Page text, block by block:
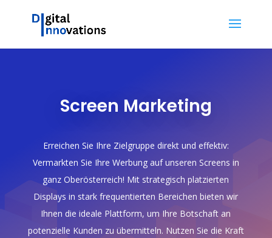
Screen Marketing
Erreichen Sie Ihre Zielgruppe direkt und effektiv:
Vermarkten Sie Ihre Werbung auf unseren Screens in
ganz Oberösterreich! Mit strategisch platzierten
Displays in stark frequentierten Bereichen bieten wir
Ihnen die ideale Plattform, um Ihre Botschaft an
potenzielle Kunden zu übermitteln. Nutzen Sie die Kraft